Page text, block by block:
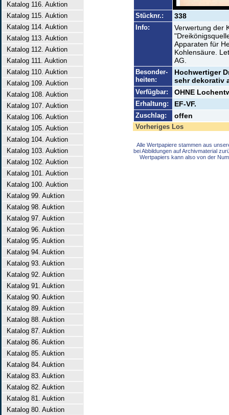
Katalog 116. Auktion
Katalog 115. Auktion
Katalog 114. Auktion
Katalog 113. Auktion
Katalog 112. Auktion
Katalog 111. Auktion
Katalog 110. Auktion
Katalog 109. Auktion
Katalog 108. Auktion
Katalog 107. Auktion
Katalog 106. Auktion
Katalog 105. Auktion
Katalog 104. Auktion
Katalog 103. Auktion
Katalog 102. Auktion
Katalog 101. Auktion
Katalog 100. Auktion
Katalog 99. Auktion
Katalog 98. Auktion
Katalog 97. Auktion
Katalog 96. Auktion
Katalog 95. Auktion
Katalog 94. Auktion
Katalog 93. Auktion
Katalog 92. Auktion
Katalog 91. Auktion
Katalog 90. Auktion
Katalog 89. Auktion
Katalog 88. Auktion
Katalog 87. Auktion
Katalog 86. Auktion
Katalog 85. Auktion
Katalog 84. Auktion
Katalog 83. Auktion
Katalog 82. Auktion
Katalog 81. Auktion
Katalog 80. Auktion
Stücknr.: 338
Info:
Verwertung der
Apparaten für
Kohlensäure.
AG.
Besonder-
heiten:
Hochwertiger
sehr dekorativ
Verfügbar: OHNE
Erhaltung: EF-VF.
Zuschlag: offen
Vorheriges Los
Alle Wertpapiere stammen aus
bei Abbildungen auf Archivmaterial
Wertpapiers kann also von der